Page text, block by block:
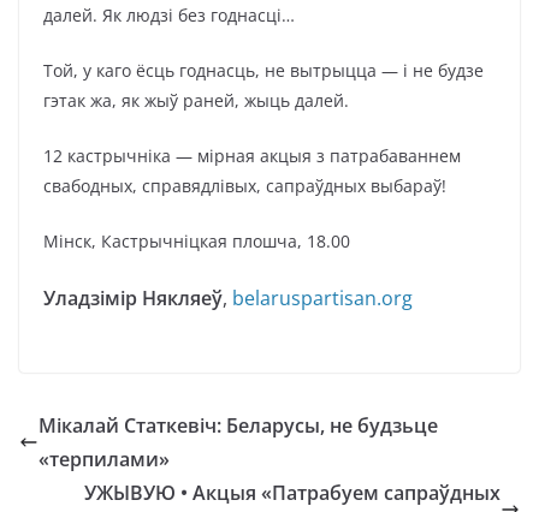
далей. Як людзі без годнасці…
Той, у каго ёсць годнасць, не вытрыцца — і не будзе
гэтак жа, як жыў раней, жыць далей.
12 кастрычніка — мірная акцыя з патрабаваннем
свабодных, справядлівых, сапраўдных выбараў!
Мінск, Кастрычніцкая плошча, 18.00
Уладзімір Някляеў, belaruspartisan.org
Мікалай Статкевіч: Беларусы, не будзьце
«терпилами»
УЖЫВУЮ • Акцыя «Патрабуем сапраўдных